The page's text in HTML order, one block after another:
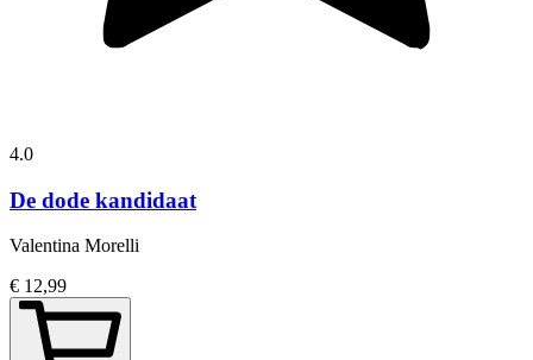
4.0
De dode kandidaat
Valentina Morelli
€ 12,99